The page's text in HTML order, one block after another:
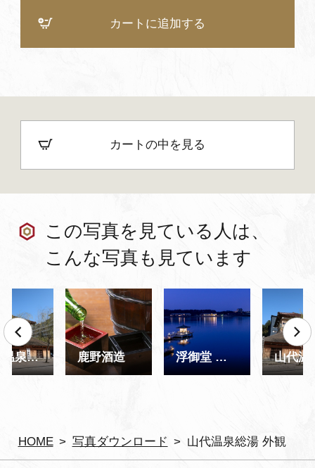
HOME 写真ダウンロード 山代温泉総湯 外観
カートに追加する
カートの中を見る
この写真を見ている人は、
こんな写真も見ています
山代温泉古総湯 外観 鹿野酒造 浮御堂 ライトアップ